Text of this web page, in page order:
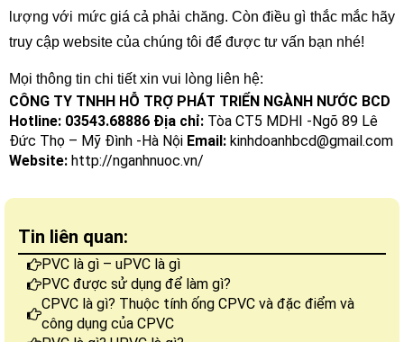
lượng với mức giá cả phải chăng. Còn điều gì thắc mắc hãy
truy cập website của chúng tôi để được tư vấn bạn nhé!
Mọi thông tin chi tiết xin vui lòng liên hệ:
CÔNG TY TNHH HỖ TRỢ PHÁT TRIỂN NGÀNH NƯỚC BCD
Hotline: 03543.68886 Địa chỉ: Tòa CT5 MDHI -Ngõ 89 Lê
Đức Thọ – Mỹ Đình -Hà Nội Email: kinhdoanhbcd@gmail.com
Website: http://nganhnuoc.vn/
Tin liên quan:
PVC là gì – uPVC là gì
PVC được sử dụng để làm gì?
CPVC là gì? Thuộc tính ống CPVC và đặc điểm và
công dụng của CPVC